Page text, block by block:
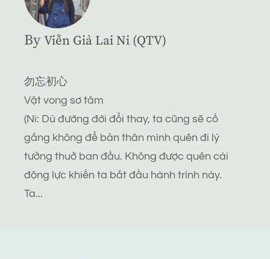
By Viễn Giả Lai Ni (QTV)
勿忘初心
Vật vong sơ tâm
(Ni: Dù đường đời đổi thay, ta cũng sẽ cố
gắng không để bản thân mình quên đi lý
tưởng thuở ban đầu. Không được quên cái
động lực khiến ta bắt đầu hành trình này.
Ta...